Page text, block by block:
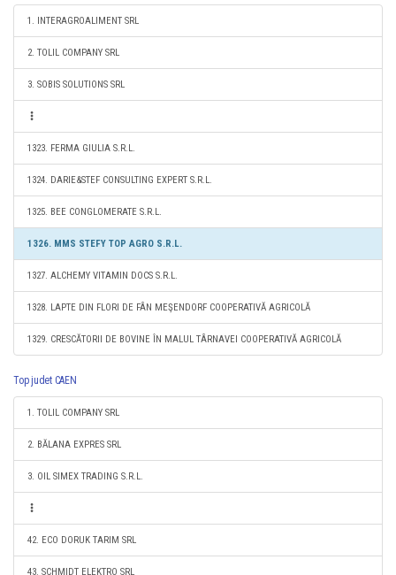
1. INTERAGROALIMENT SRL
2. TOLIL COMPANY SRL
3. SOBIS SOLUTIONS SRL
1323. FERMA GIULIA S.R.L.
1324. DARIE&STEF CONSULTING EXPERT S.R.L.
1325. BEE CONGLOMERATE S.R.L.
1326. MMS STEFY TOP AGRO S.R.L.
1327. ALCHEMY VITAMIN DOCS S.R.L.
1328. LAPTE DIN FLORI DE FÂN MEŞENDORF COOPERATIVĂ AGRICOLĂ
1329. CRESCĂTORII DE BOVINE ÎN MALUL TÂRNAVEI COOPERATIVĂ AGRICOLĂ
Top judet CAEN
1. TOLIL COMPANY SRL
2. BĂLANA EXPRES SRL
3. OIL SIMEX TRADING S.R.L.
42. ECO DORUK TARIM SRL
43. SCHMIDT ELEKTRO SRL